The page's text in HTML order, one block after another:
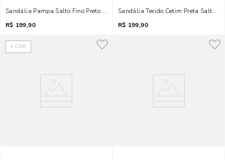
Sandália Pampa Salto Fino Preto Brilho
R$ 199,90
Sandália Tecido Cetim Preta Salto
R$ 199,90
1 COR